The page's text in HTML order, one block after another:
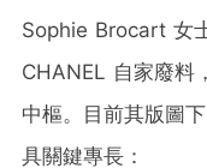
Sophie Brocart 女
CHANEL 自家廢料
中樞。目前其版圖
具關鍵專長：